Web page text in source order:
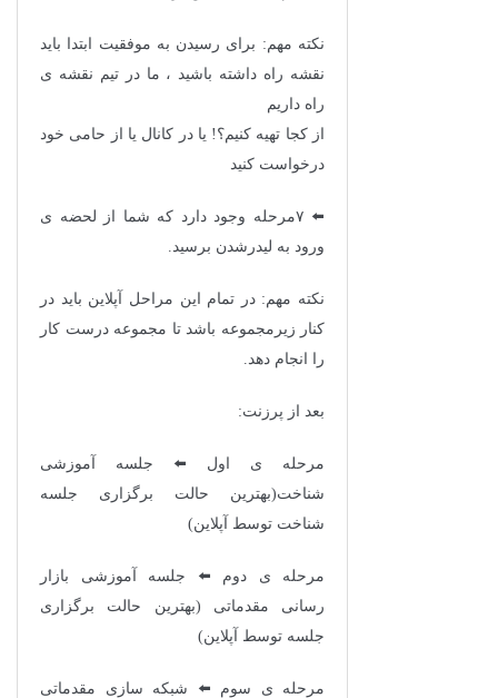
نکته مهم: برای رسیدن به موفقیت ابتدا باید
نقشه راه داشته باشید ، ما در تیم نقشه ی
راه داریم
از کجا تهیه کنیم؟! یا در کانال یا از حامی خود
درخواست کنید
⬅️ ۷مرحله وجود دارد که شما از لحضه ی
ورود به لیدرشدن برسید.
نکته مهم: در تمام این مراحل آپلاین باید در
کنار زیرمجموعه باشد تا مجموعه درست کار
را انجام دهد.
بعد از پرزنت:
مرحله ی اول ⬅️ جلسه آموزشی
شناخت(بهترین حالت برگزاری جلسه
شناخت توسط آپلاین)
مرحله ی دوم ⬅️ جلسه آموزشی بازار
رسانی مقدماتی (بهترین حالت برگزاری
جلسه توسط آپلاین)
مرحله ی سوم ⬅️ شبکه سازی مقدماتی